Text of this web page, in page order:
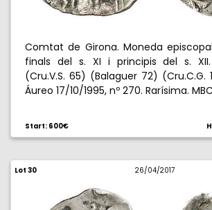
Comtat de Girona. Moneda
finals del s. XI i principis del s. XII.
(Cru.V.S. 65) (Balaguer 72) (Cru.C.G.
Áureo 17/10/1995, nº 270. Rarísima.
Start: 600€
Lot 30 26/04/2017